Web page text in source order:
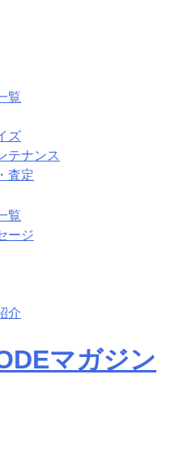
覧
ズ
テナンス
査定
覧
ージ
介
マガジン